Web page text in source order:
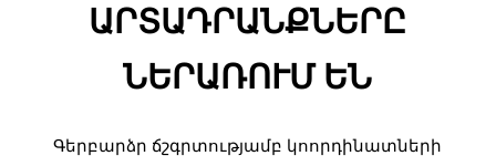
ԱՐՏԱԴՐԱՆՔՆԵՐԸ
ՆԵՐԱՌՈՒՄ ԵՆ
Գերբարձր ճշգրտությամբ կոորդինատների